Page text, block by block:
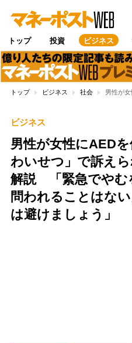
トップ 投資 ビジネス
トップ ビジネス 社会 男性が
ビジネス
男性が女性にAED
わいせつ」で訴え
解説 「緊急でやむ
問われることはな
は避けましょう」